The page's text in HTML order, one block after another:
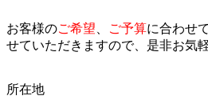
お客様のご希望、 ご予算に合わせ
せていただきますので、是非お気
所在地